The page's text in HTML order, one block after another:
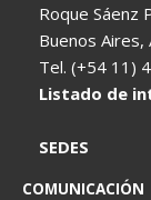
Roque Sáenz
Buenos Aires,
Tel. (+54
Listado de
SEDES
COMUNICACIÓN